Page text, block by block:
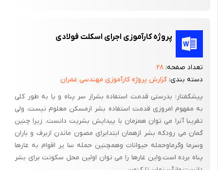
برای خود برگزینید.
یکی از بهترین فرصت ها برای طرح ریزی درست چگونگی حمایت از
ستون مهره های پشت زمانی است که با هواپیما به مسافرت می
پردازید. اولین نقشه ای را که در فصل پیش ذکر کردم به خاطر آورید:
یک بالشتک برای حمایت ناحیه کمر، استفاده از یک ساک دستی به جای
زیرپایی، به کار بردن کمربند مخصوص پرواز برای جلوگیری از لغزش
شما به جلو و نشستن روی صندلی کنار راهرو برای اینکه بتوانید
بایستید و حرکت کششی انجام دهید. چنانچه این پیشنهادات ساده را
اجرا کنید، حتی پروازهای طولانی نیز مشکلی برایتان به وجود نخواهد
آورد. همین اصول به شما امکان می دهند هرکجا که بخواهید به هر
پروژه کارآموزی اجرای اسکلت فولادی
تعداد صفحه: ۲۸
دسته بندی: گزارش پروژه کارآموزی مهندسی عمران
پیشگفتار: بدرستی قدمت استفاده بشراز سر پناه و یا به طور کلی
به مفهوم امروزی قدمت استفاده بشر ازمسکن معلوم نیست. ولی
تقریبا آنرا می توان همزمان با پیدایش بشریت دانست. زیرا چنین
گمان می رودکه بشر ازهمان ابتدابرای مصون ماندن ازبرف و باران
وسرما وگرماوحمله حیوانات وهمچنین حمله سا یر اقوام به غارها
پناه برده است.واین غارها را می توان اولین محل سکونت برای بشر